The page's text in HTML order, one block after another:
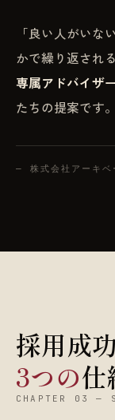
「良い人がい
かで繰り返され
専属アドバイザ
たちの提案です。
— 株式会社アーキ
採用成
3つの仕
CHAPTER 03 —